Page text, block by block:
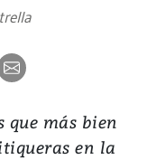
más bien
en la